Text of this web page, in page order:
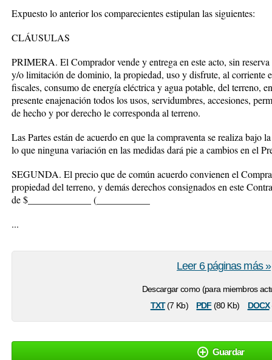
Expuesto lo anterior los comparecientes estipulan las siguientes:
CLÁUSULAS
PRIMERA. El Comprador vende y entrega en este acto, sin
y/o limitación de dominio, la propiedad, uso y disfrute, al corriente
fiscales, consumo de energía eléctrica y agua potable, del terreno,
presente enajenación todos los usos, servidumbres, accesiones,
de hecho y por derecho le corresponda al terreno.
Las Partes están de acuerdo en que la compraventa se realiza bajo
lo que ninguna variación en las medidas dará pie a cambios en el
SEGUNDA. El precio que de común acuerdo convienen el
propiedad del terreno, y demás derechos consignados en este
de $_____________ (_______
...
Descargar como (para miembros
txt(7 Kb) pdf (80 Kb) docx
Leer 6 páginas más »
Guardar